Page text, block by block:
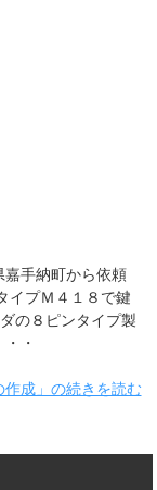
嘉手納町から依頼
イプＭ４１８で鍵
の８ピンタイプ製
・
作成」の続きを読む